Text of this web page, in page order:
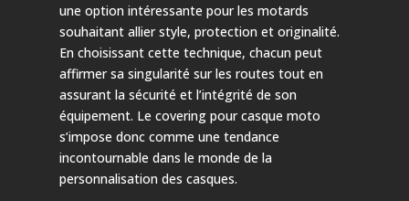
une option intéressante pour les motards
souhaitant allier style, protection et originalité.
En choisissant cette technique, chacun peut
affirmer sa singularité sur les routes tout en
assurant la sécurité et l’intégrité de son
équipement. Le covering pour casque moto
s’impose donc comme une tendance
incontournable dans le monde de la
personnalisation des casques.